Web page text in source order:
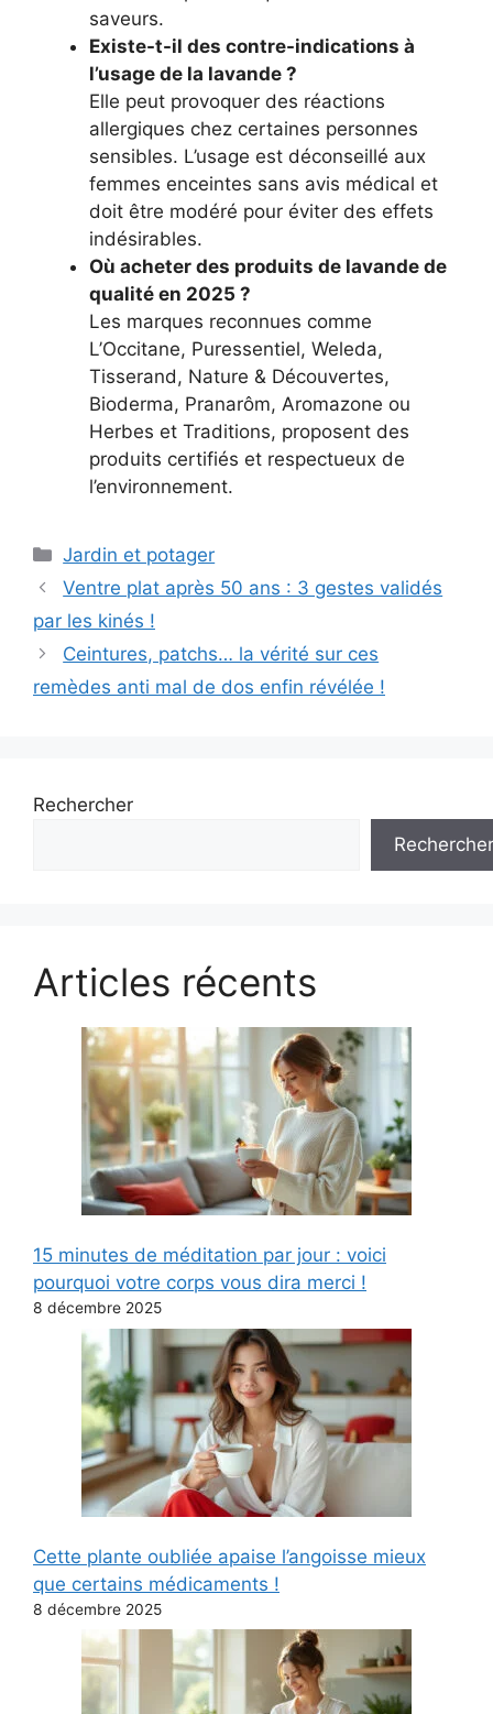
saveurs.
Existe-t-il des contre-indications à
l’usage de la lavande ?
Elle peut provoquer des réactions
allergiques chez certaines personnes
sensibles. L’usage est déconseillé aux
femmes enceintes sans avis médical et
doit être modéré pour éviter des effets
indésirables.
Où acheter des produits de lavande de
qualité en 2025 ?
Les marques reconnues comme
L’Occitane, Puressentiel, Weleda,
Tisserand, Nature & Découvertes,
Bioderma, Pranarôm, Aromazone ou
Herbes et Traditions, proposent des
produits certifiés et respectueux de
l’environnement.
Catégories
Jardin et potager
Ventre plat après 50 ans : 3 gestes validés
par les kinés !
Ceintures, patchs… la vérité sur ces
remèdes anti mal de dos enfin révélée !
Rechercher
Rechercher
Articles récents
15 minutes de méditation par jour : voici
pourquoi votre corps vous dira merci !
8 décembre 2025
Cette plante oubliée apaise l’angoisse mieux
que certains médicaments !
8 décembre 2025